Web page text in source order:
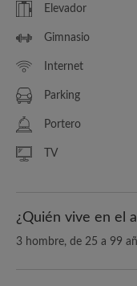
Elevador
Gimnasio
Internet
Parking
Portero
TV
¿Quién vive en el
3 hombre, de 25 a 99